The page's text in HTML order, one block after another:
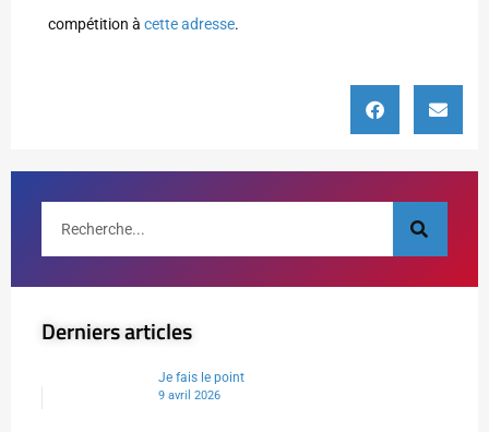
compétition à cette adresse.
Derniers articles
Je fais le point
9 avril 2026